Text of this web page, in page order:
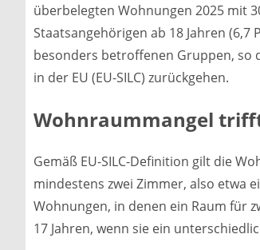
überbelegten Wohnungen 2025 mit
Staatsangehörigen ab 18 Jahren
besonders betroffenen Gruppen, so
in der EU (EU-SILC) zurückgehen.
Wohnraummangel
Gemäß EU-SILC-Definition gilt die
mindestens zwei Zimmer, also etwa
Wohnungen, in denen ein Raum für
17 Jahren, wenn sie ein